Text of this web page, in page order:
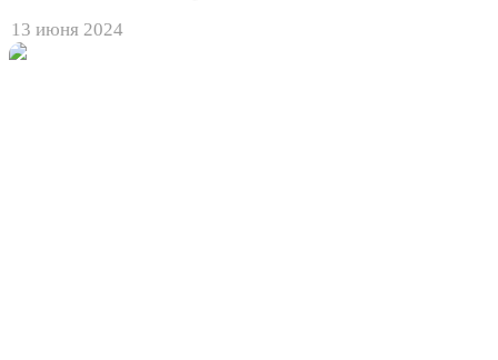
13 июня 2024